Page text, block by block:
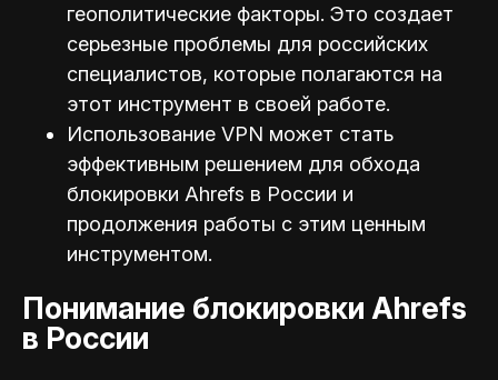
геополитические факторы. Это создает
серьезные проблемы для российских
специалистов, которые полагаются на
этот инструмент в своей работе.
Использование VPN может стать
эффективным решением для обхода
блокировки Ahrefs в России и
продолжения работы с этим ценным
инструментом.
Понимание блокировки Ahrefs
в России